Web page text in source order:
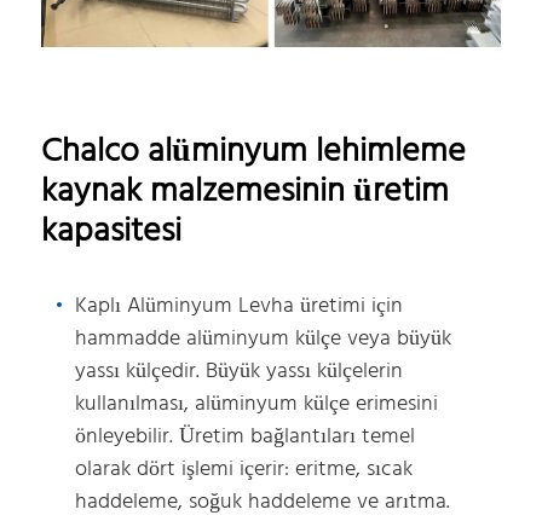
Chalco alüminyum lehimleme
kaynak malzemesinin üretim
kapasitesi
Kaplı Alüminyum Levha üretimi için
hammadde alüminyum külçe veya büyük
yassı külçedir. Büyük yassı külçelerin
kullanılması, alüminyum külçe erimesini
önleyebilir. Üretim bağlantıları temel
olarak dört işlemi içerir: eritme, sıcak
haddeleme, soğuk haddeleme ve arıtma.